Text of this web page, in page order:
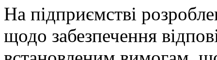
На підприємстві
щодо забезпечення